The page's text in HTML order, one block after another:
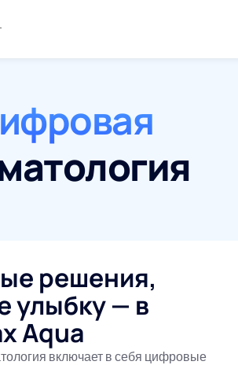
решения,
улыбку — в
Aqua
включает в себя цифровые